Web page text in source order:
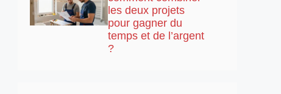
les deux projets
pour gagner du
temps et de l’argent
?